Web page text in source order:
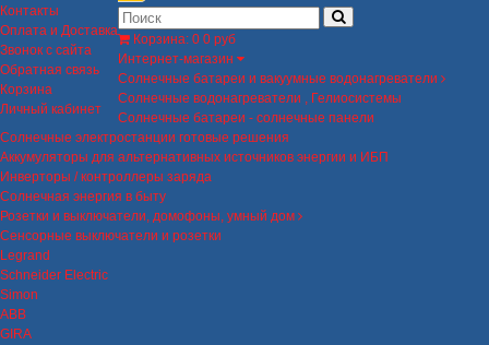
Контакты
Оплата и Доставка
Звонок с сайта
Обратная связь
Корзина
Личный кабинет
Корзина: 0 0 руб
Интернет-магазин
Солнечные батареи и вакуумные водонагреватели
Солнечные водонагреватели , Гелиосистемы
Солнечные батареи - солнечные панели
Солнечные электростанции готовые решения
Аккумуляторы для альтернативных источников энергии и ИБП
Инверторы / контроллеры заряда
Солнечная энергия в быту
Розетки и выключатели, домофоны, умный дом
Сенсорные выключатели и розетки
Legrand
Schneider Electric
Simon
ABB
GIRA